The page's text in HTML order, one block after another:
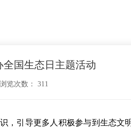
国生态日主题活动
浏览次数：311
，引导更多人积极参与到生态文